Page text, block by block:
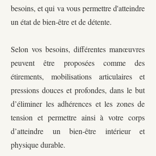
besoins, et qui va vous permettre d'atteindre
un état de bien-être et de détente.
Selon vos besoins, différentes manœuvres
peuvent être proposées comme des
étirements, mobilisations articulaires et
pressions douces et profondes, dans le but
d’éliminer les adhérences et les zones de
tension et permettre ainsi à votre corps
d’atteindre un bien-être intérieur et
physique durable.